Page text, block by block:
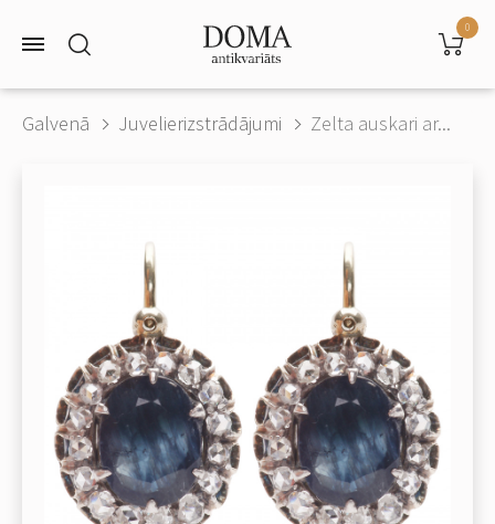
0
Galvenā Juvelierizstrādājumi Zelta auskari ar...